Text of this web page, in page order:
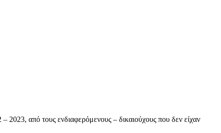
από τους ενδιαφερόμενους – δικαιούχους που δεν είχαν